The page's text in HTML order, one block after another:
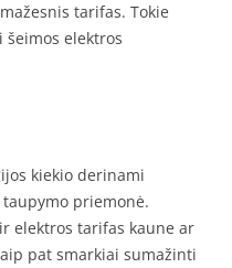
tarifas. Tokie
elektros
kiekio derinami
priemonė.
elektros tarifas kaune ar
pat smarkiai sumažinti